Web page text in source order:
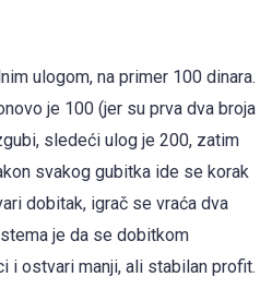
ulogom, na primer 100 dinara.
je 100 (jer su prva dva broja
sledeći ulog je 200, zatim
svakog gubitka ide se korak
dobitak, igrač se vraća dva
je da se dobitkom
i ostvari manji, ali stabilan profit.